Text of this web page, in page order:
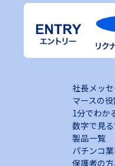
社長メッ
マースの役
1分でわか
数字で見る
製品一覧
パチンコ
保護者の